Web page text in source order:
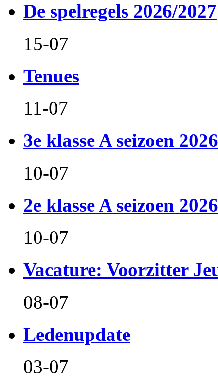
De spelregels 2026/2027
15-07
Tenues
11-07
3e klasse A seizoen
10-07
2e klasse A seizoen
10-07
Vacature: Voorzitter
08-07
Ledenupdate
03-07